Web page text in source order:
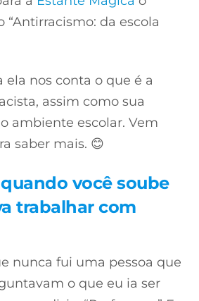
da escola
ela nos conta o que é a
assim como sua
ambiente escolar. Vem
saber mais. 😊
você soube
trabalhar com
nunca fui uma pessoa que
o que eu ia ser